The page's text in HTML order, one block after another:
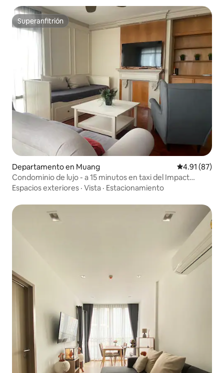
Superanfitrión
Superanfitrión
Departamento en Muang Calificación
4.91 (87)
Condominio de lujo - a 15 minutos en taxi del Impact
Arena
Espacios exteriores · Vista · Estacionamiento